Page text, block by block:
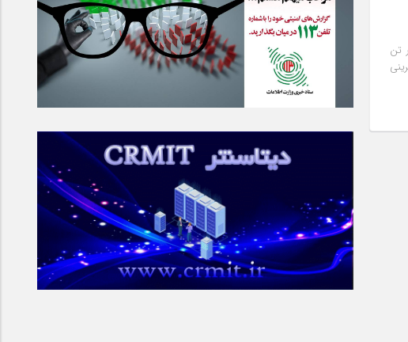
و شهرسازی استان اردبیل از تخصیص ۴ هزار تن